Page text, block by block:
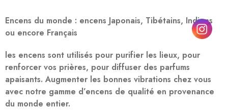
Encens du monde : encens Japonais, Tibétains, Indiens
ou encore Français
les encens sont utilisés pour purifier les lieux, pour
renforcer vos prières, pour diffuser des parfums
apaisants. Augmenter les bonnes vibrations chez vous
avec notre gamme d’encens de qualité en provenance
du monde entier.